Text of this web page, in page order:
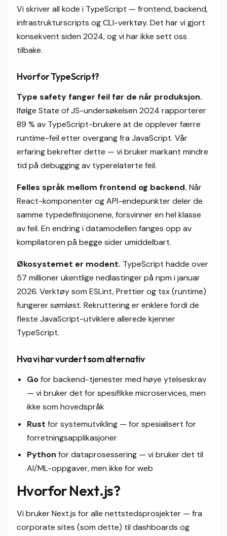
Vi skriver all kode i TypeScript — frontend, backend,
infrastrukturscripts og CLI-verktøy. Det har vi gjort
konsekvent siden 2024, og vi har ikke sett oss
tilbake.
Hvorfor TypeScript?
Type safety fanger feil før de når produksjon.
Ifølge State of JS-undersøkelsen 2024 rapporterer
89 % av TypeScript-brukere at de opplever færre
runtime-feil etter overgang fra JavaScript. Vår
erfaring bekrefter dette — vi bruker markant mindre
tid på debugging av typerelaterte feil.
Felles språk mellom frontend og backend. Når
React-komponenter og API-endepunkter deler de
samme typedefinisjonene, forsvinner en hel klasse
av feil. En endring i datamodellen fanges opp av
kompilatoren på begge sider umiddelbart.
Økosystemet er modent. TypeScript hadde over
57 millioner ukentlige nedlastinger på npm i januar
2026. Verktøy som ESLint, Prettier og tsx (runtime)
fungerer sømløst. Rekruttering er enklere fordi de
fleste JavaScript-utviklere allerede kjenner
TypeScript.
Hva vi har vurdert som alternativ
Gofor backend-tjenester med høye ytelseskrav
— vi bruker det for spesifikke microservices, men
ikke som hovedspråk
Rust for systemutvikling — for spesialisert for
forretningsapplikasjoner
Python for dataprosessering — vi bruker det til
AI/ML-oppgaver, men ikke for web
Hvorfor Next.js?
Vi bruker Next.js for alle nettstedsprosjekter — fra
corporate sites (som dette) til dashboards og